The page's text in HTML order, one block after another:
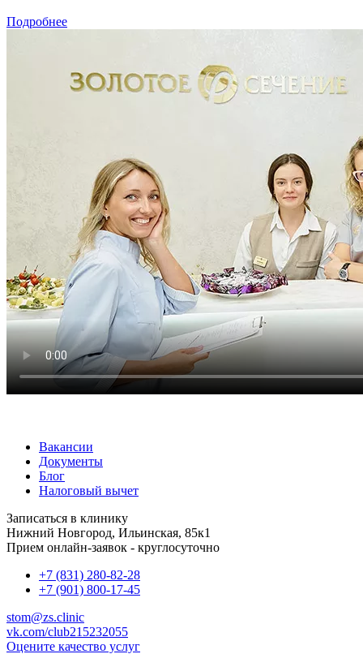
Подробнее
Вакансии
Документы
Блог
Налоговый вычет
Записаться в клинику
Нижний Новгород, Ильинская, 85к1
Прием онлайн-заявок - круглосуточно
+7 (831) 280-82-28
+7 (901) 800-17-45
stom@zs.clinic
vk.com/club215232055
Оцените качество услуг